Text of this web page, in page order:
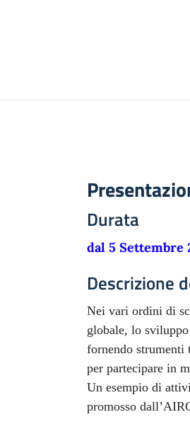
Durata
dal 5 Settembre
Descrizione
Nei vari ordini di
globale, lo
fornendo strumenti
per partecipare in
Un esempio di
promosso